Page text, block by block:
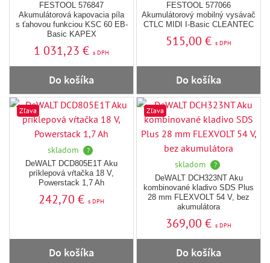
FESTOOL 576847
Akumulátorová kapovacia píla
s ťahovou funkciou KSC 60 EB-
Basic KAPEX
1 031,23 € s DPH
Do košíka
FESTOOL 577066
Akumulátorový mobilný vysávač
CTLC MIDI I-Basic CLEANTEC
515,00 € s DPH
Do košíka
Zľava
skladom
?
DeWALT DCD805E1T Aku
príklepová vŕtačka 18 V,
Powerstack 1,7 Ah
242,70 € s DPH
Do košíka
Zľava
skladom
?
DeWALT DCH323NT Aku
kombinované kladivo SDS Plus
28 mm FLEXVOLT 54 V, bez
akumulátora
369,00 € s DPH
Do košíka